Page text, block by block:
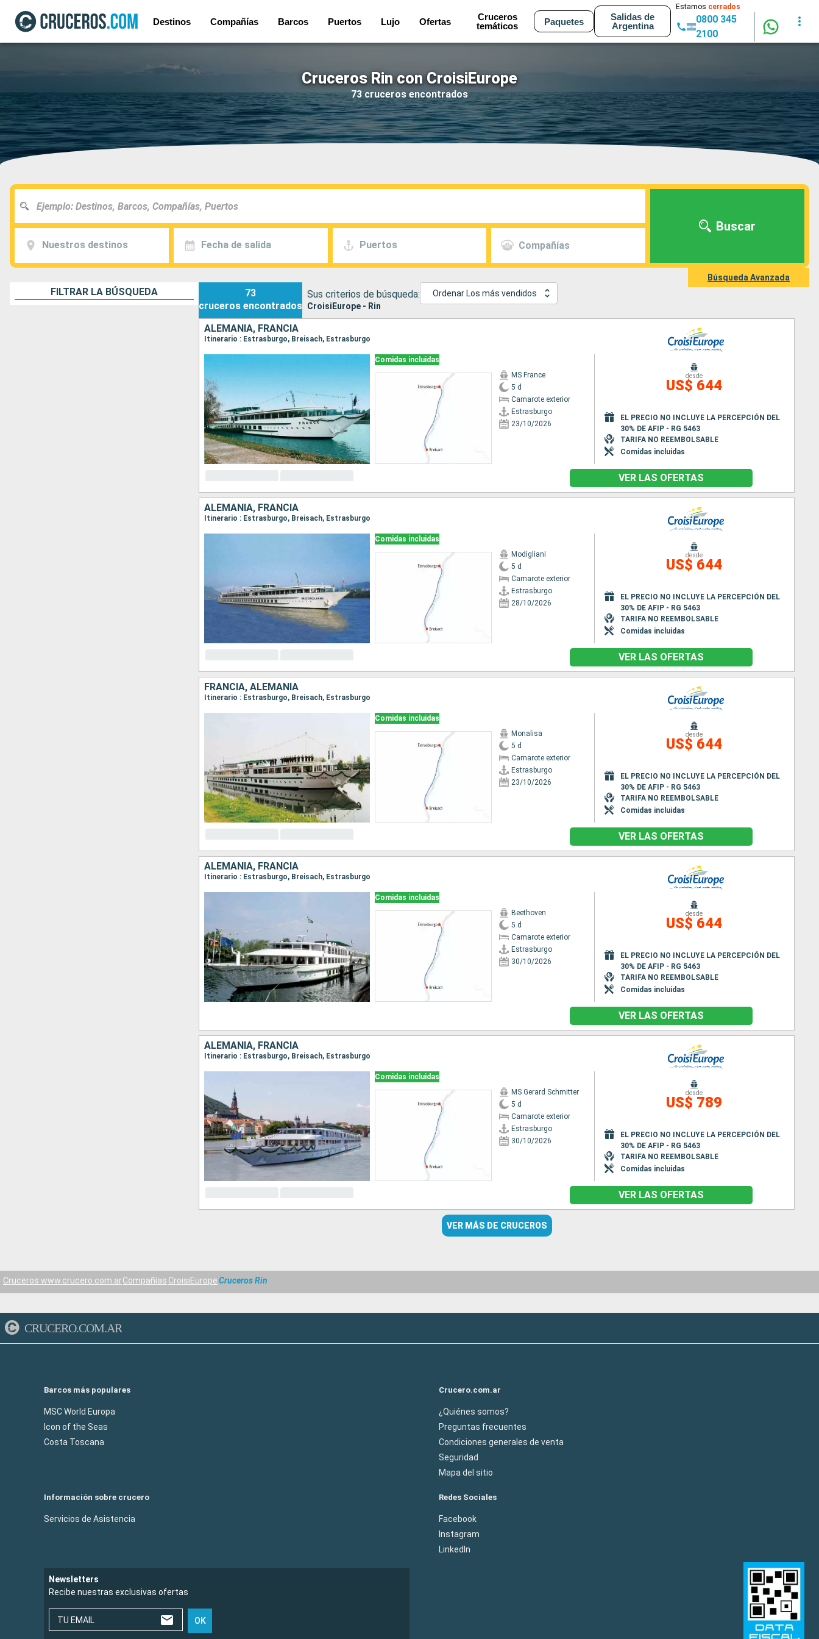
Destinos Compañías Barcos Puertos Lujo Ofertas
Cruceros
temáticos
Paquetes
Salidas de
Argentina
Estamos cerrados
0800 345
2100
Cruceros Rin con CroisiEurope
73 cruceros encontrados
Nuestros destinos Fecha de salida Puertos Compañías
Buscar
Búsqueda Avanzada
FILTRAR LA BÚSQUEDA
73
cruceros encontrados
Sus criterios de búsqueda:
CroisiEurope - Rin
Ordenar Los más vendidos
ALEMANIA, FRANCIA
Itinerario : Estrasburgo, Breisach, Estrasburgo
Comidas incluidas
MS France
5 d
Camarote exterior
Estrasburgo
23/10/2026
desde
US$ 644
EL PRECIO NO INCLUYE LA PERCEPCIÓN DEL
30% DE AFIP - RG 5463
TARIFA NO REEMBOLSABLE
Comidas incluidas
VER LAS OFERTAS
ALEMANIA, FRANCIA
Itinerario : Estrasburgo, Breisach, Estrasburgo
Comidas incluidas
Modigliani
5 d
Camarote exterior
Estrasburgo
28/10/2026
desde
US$ 644
EL PRECIO NO INCLUYE LA PERCEPCIÓN DEL
30% DE AFIP - RG 5463
TARIFA NO REEMBOLSABLE
Comidas incluidas
VER LAS OFERTAS
FRANCIA, ALEMANIA
Itinerario : Estrasburgo, Breisach, Estrasburgo
Comidas incluidas
Monalisa
5 d
Camarote exterior
Estrasburgo
23/10/2026
desde
US$ 644
EL PRECIO NO INCLUYE LA PERCEPCIÓN DEL
30% DE AFIP - RG 5463
TARIFA NO REEMBOLSABLE
Comidas incluidas
VER LAS OFERTAS
ALEMANIA, FRANCIA
Itinerario : Estrasburgo, Breisach, Estrasburgo
Comidas incluidas
Beethoven
5 d
Camarote exterior
Estrasburgo
30/10/2026
desde
US$ 644
EL PRECIO NO INCLUYE LA PERCEPCIÓN DEL
30% DE AFIP - RG 5463
TARIFA NO REEMBOLSABLE
Comidas incluidas
VER LAS OFERTAS
ALEMANIA, FRANCIA
Itinerario : Estrasburgo, Breisach, Estrasburgo
Comidas incluidas
MS Gerard Schmitter
5 d
Camarote exterior
Estrasburgo
30/10/2026
desde
US$ 789
EL PRECIO NO INCLUYE LA PERCEPCIÓN DEL
30% DE AFIP - RG 5463
TARIFA NO REEMBOLSABLE
Comidas incluidas
VER LAS OFERTAS
VER MÁS DE CRUCEROS
Cruceros www.crucero.com.arCompañías CroisiEuropeCruceros Rin
CRUCERO.COM.AR
Barcos más populares
MSC World Europa
Icon of the Seas
Costa Toscana
Crucero.com.ar
¿Quiénes somos?
Preguntas frecuentes
Condiciones generales de venta
Seguridad
Mapa del sitio
Información sobre crucero
Servicios de Asistencia
Redes Sociales
Facebook
Instagram
LinkedIn
Newsletters
Recibe nuestras exclusivas ofertas
TU EMAIL OK